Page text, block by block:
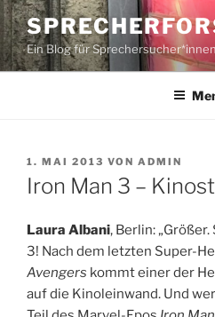
Zum
Inhalt
springenEin Blog für Sprechersucher*innen
VERÖFFENTLICHT
AM
1. MAI 2013 VON ADMIN
Iron Man 3 –
Laura Albani, Berlin:
3! Nach dem letzten Super-
Avengers kommt einer der
auf die Kinoleinwand. Und